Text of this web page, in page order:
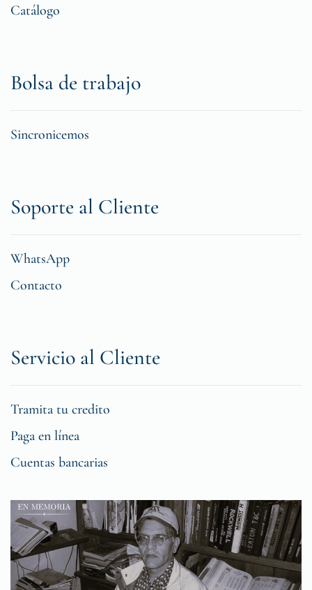
Catálogo
Bolsa de trabajo
Sincronicemos
Soporte al Cliente
WhatsApp
Contacto
Servicio al Cliente
Tramita tu credito
Paga en línea
Cuentas bancarias